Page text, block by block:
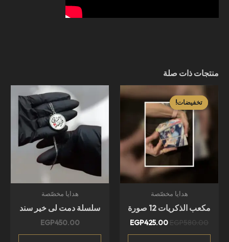
منتجات ذات صلة
تخفيضات!
تخفيضات!
هدايا مخصّصة
مكعب الذكريات 12 صورة
EGP580.00
الأصلي
هو:
EGP580.00.
EGP425.00
الحالي
هدايا مخصّصة
سلسلة دمت لى خير سند
EGP450.00